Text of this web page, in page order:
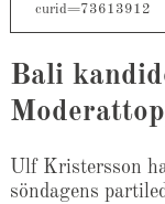
curid=73613912
Bali
Ulf Kristersson
söndagens